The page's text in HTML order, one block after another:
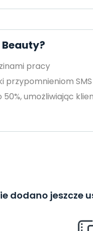
pracy
przypomnieniom SMS
umożliwiając
dodano jeszcze